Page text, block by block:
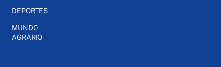
DEPORTES
MUNDO
AGRARIO